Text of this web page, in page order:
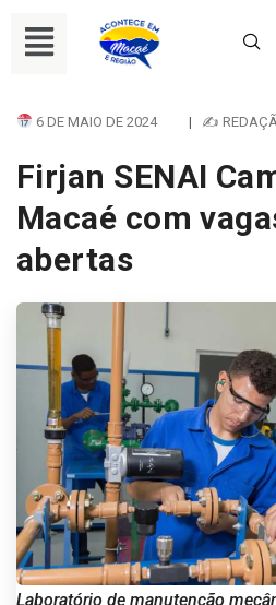
6 DE MAIO DE 2024 | ✍
Firjan SENAI
Macaé com
abertas
Laboratório de manutenção